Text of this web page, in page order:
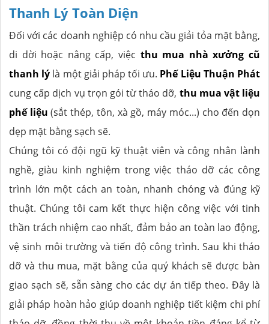
Thanh Lý Toàn Diện
Đối với các doanh nghiệp có nhu cầu giải tỏa mặt bằng,
di dời hoặc nâng cấp, việc thu mua nhà xưởng cũ
thanh lý là một giải pháp tối ưu. Phế Liệu Thuận Phát
cung cấp dịch vụ trọn gói từ tháo dỡ, thu mua vật liệu
phế liệu (sắt thép, tôn, xà gồ, máy móc...) cho đến dọn
dẹp mặt bằng sạch sẽ.
Chúng tôi có đội ngũ kỹ thuật viên và công nhân lành
nghề, giàu kinh nghiệm trong việc tháo dỡ các công
trình lớn một cách an toàn, nhanh chóng và đúng kỹ
thuật. Chúng tôi cam kết thực hiện công việc với tinh
thần trách nhiệm cao nhất, đảm bảo an toàn lao động,
vệ sinh môi trường và tiến độ công trình. Sau khi tháo
dỡ và thu mua, mặt bằng của quý khách sẽ được bàn
giao sạch sẽ, sẵn sàng cho các dự án tiếp theo. Đây là
giải pháp hoàn hảo giúp doanh nghiệp tiết kiệm chi phí